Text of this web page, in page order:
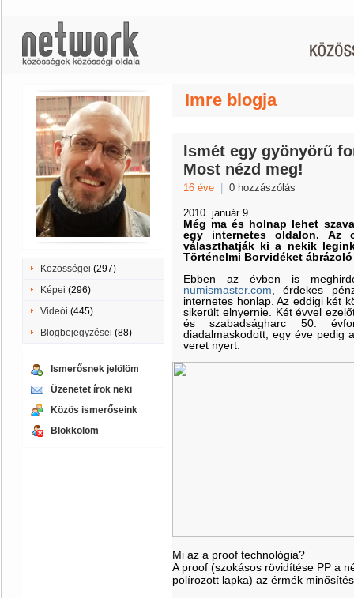
Közösségei (297)
Képei (296)
Videói (445)
Blogbejegyzései (88)
Ismerősnek jelölöm
Üzenetet írok neki
Közös ismerőseink
Blokkolom
Imre blogja
Ismét egy gyönyörű
Most nézd meg!
16 éve 0 hozzászólás
2010. január 9.
Még ma és holnap lehet
egy internetes oldalon. Az
választhatják ki a nekik
Történelmi Borvidéket
Ebben az évben is
numismaster.com , érdekes
internetes honlap. Az eddigi két
sikerült elnyernie. Két évvel
és szabadságharc 50.
diadalmaskodott, egy éve pedig
veret nyert.
Mi az a proof technológia?
A proof (szokásos rövidítése PP a
polírozott lapka) az érmék